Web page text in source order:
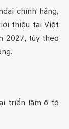
chính hãng,
thiệu tại Việt
2027, tùy theo
triển lãm ô tô